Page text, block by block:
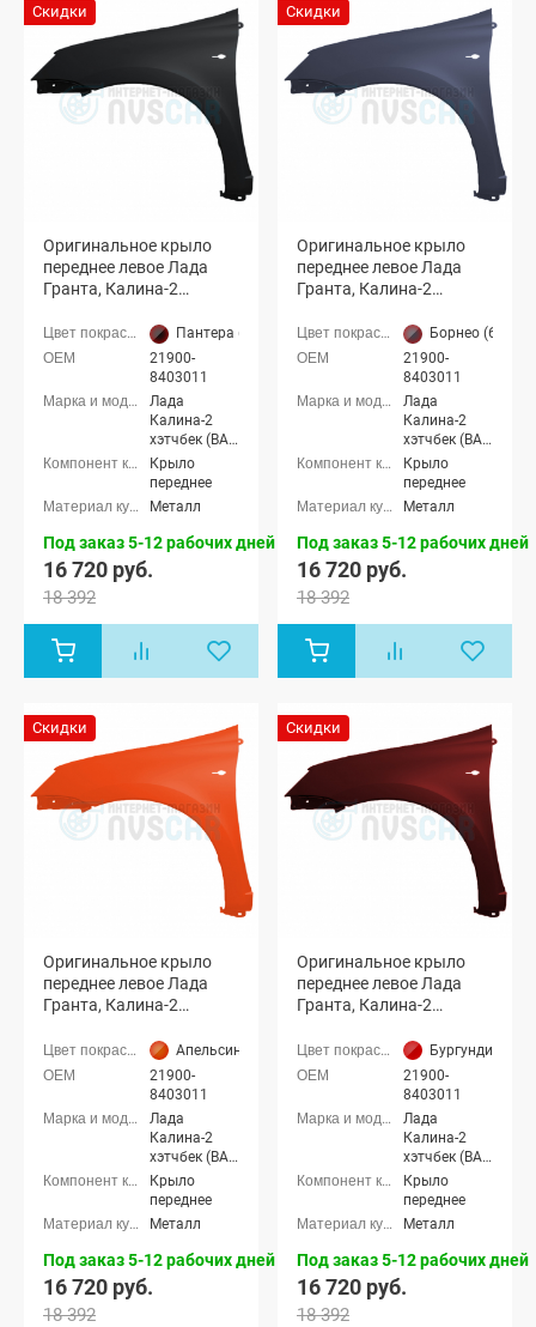
Скидки
Оригинальное крыло
переднее левое Лада
Гранта, Калина-2
Пантера (672 чёрная база)
21900-
8403011
Лада
Калина-2
хэтчбек (ВАЗ
2192), Лада
Калина-2
универсал
(ВАЗ 2194),
Лада
Калина-2
Кросс
2190), Лада
Крыло
переднее
Металл
Под заказ 5-12 рабочих дней
16 720 руб.
18 392
Скидки
Оригинальное крыло
переднее левое Лада
Гранта, Калина-2
Борнео (633
21900-
8403011
Лада
Калина-2
хэтчбек (ВАЗ
2192), Лада
Калина-2
универсал
(ВАЗ 2194),
Лада
Калина-2
Кросс
2190), Лада
Крыло
переднее
Металл
Под заказ 5-12 рабочих дней
16 720 руб.
18 392
Скидки
Оригинальное крыло
переднее левое Лада
Гранта, Калина-2
Апельсин (111 оранжевый)
21900-
8403011
Лада
Калина-2
хэтчбек (ВАЗ
2192), Лада
Калина-2
(ВАЗ 2194),
Лада
Калина-2
Кросс
Крыло
переднее
Металл
Под заказ 5-12 рабочих дней
16 720 руб.
18 392
Скидки
Оригинальное крыло
переднее левое Лада
Гранта, Калина-2
Бургундия
21900-
8403011
Лада
Калина-2
хэтчбек (ВАЗ
2192), Лада
Калина-2
(ВАЗ 2194),
Лада
Калина-2
Кросс
Крыло
переднее
Металл
Под заказ 5-12 рабочих дней
16 720 руб.
18 392